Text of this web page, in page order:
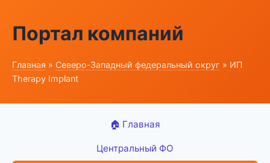
Портал компаний
Главная » Северо-Западный федеральный округ » ИП
Therapy Implant
🏠 Главная
Центральный ФО